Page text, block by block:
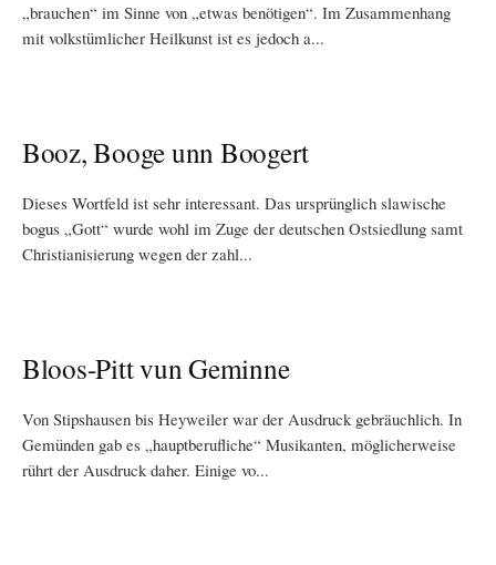
„brauchen“ im Sinne von „etwas benötigen“. Im Zusammenhang
mit volkstümlicher Heilkunst ist es jedoch a...
Booz, Booge unn Boogert
Dieses Wortfeld ist sehr interessant. Das ursprünglich slawische
bogus „Gott“ wurde wohl im Zuge der deutschen Ostsiedlung samt
Christianisierung wegen der zahl...
Bloos-Pitt vun Geminne
Von Stipshausen bis Heyweiler war der Ausdruck gebräuchlich. In
Gemünden gab es „hauptberufliche“ Musikanten, möglicherweise
rührt der Ausdruck daher. Einige vo...